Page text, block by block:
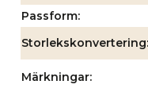
Passform
Storlekskonvertering
Märkningar